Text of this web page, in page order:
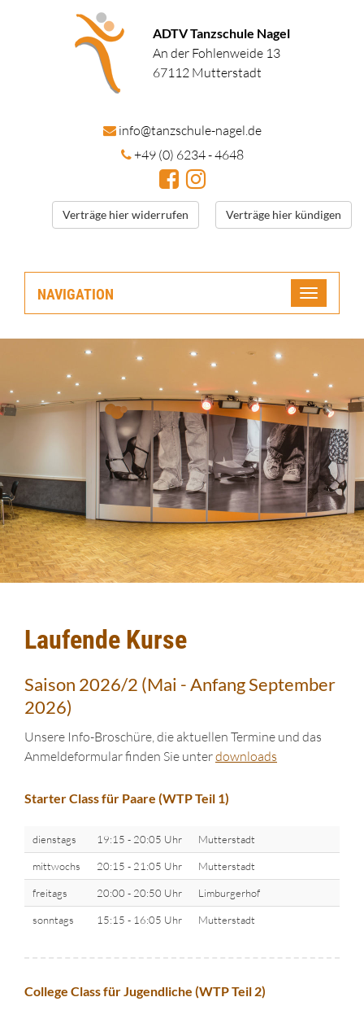
ADTV Tanzschule Nagel
An der Fohlenweide 13
67112 Mutterstadt
info@tanzschule-nagel.de
+49 (0) 6234 - 4648
Verträge hier widerrufen Verträge hier kündigen
NAVIGATION
Toggle
Laufende Kurse
Saison 2026/2 (Mai - Anfang September
2026)
Unsere Info-Broschüre, die aktuellen Termine und das
Anmeldeformular finden Sie unterdownloads
Starter Class für Paare (WTP Teil 1)
dienstags 19:15 - 20:05 Uhr Mutterstadt
mittwochs 20:15 - 21:05 Uhr Mutterstadt
freitags 20:00 - 20:50 Uhr Limburgerhof
sonntags 15:15 - 16:05 Uhr Mutterstadt
College Class für Jugendliche (WTP Teil 2)